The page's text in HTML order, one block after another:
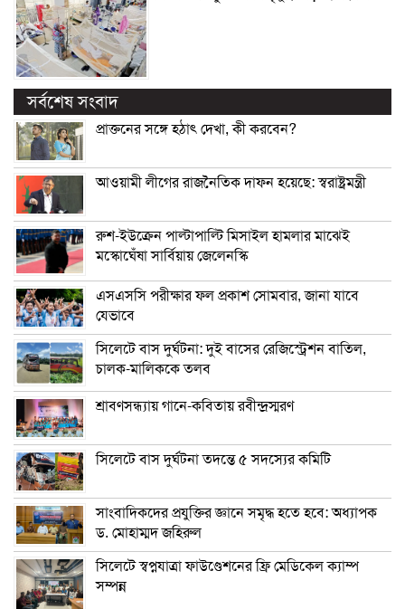
সর্বশেষ সংবাদ
প্রাক্তনের সঙ্গে হঠাৎ দেখা, কী করবেন?
আওয়ামী লীগের রাজনৈতিক দাফন হয়েছে: স্বরাষ্ট্রমন্ত্রী
রুশ-ইউক্রেন পাল্টাপাল্টি মিসাইল হামলার মাঝেই
মস্কোঘেঁষা সার্বিয়ায় জেলেনস্কি
এসএসসি পরীক্ষার ফল প্রকাশ সোমবার, জানা যাবে
যেভাবে
সিলেটে বাস দুর্ঘটনা: দুই বাসের রেজিস্ট্রেশন বাতিল,
চালক-মালিককে তলব
শ্রাবণসন্ধ্যায় গানে-কবিতায় রবীন্দ্রস্মরণ
সিলেটে বাস দুর্ঘটনা তদন্তে ৫ সদস্যের কমিটি
সাংবাদিকদের প্রযুক্তির জ্ঞানে সমৃদ্ধ হতে হবে: অধ্যাপক
ড. মোহাম্মদ জহিরুল
সিলেটে স্বপ্নযাত্রা ফাউণ্ডেশনের ফ্রি মেডিকেল ক্যাম্প
সম্পন্ন